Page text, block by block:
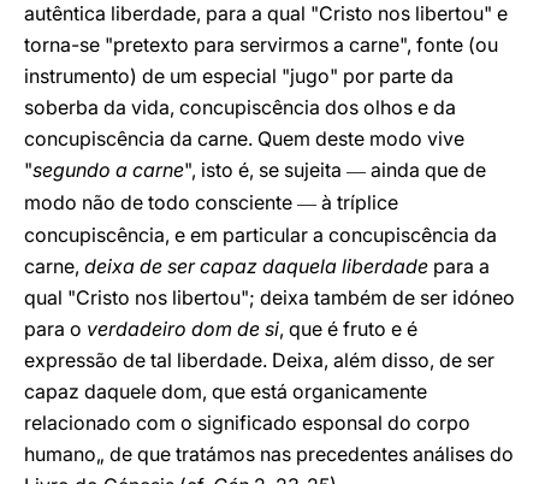
autêntica liberdade, para a qual "Cristo nos libertou" e
torna-se "pretexto para servirmos a carne", fonte (ou
instrumento) de um especial "jugo" por parte da
soberba da vida, concupiscência dos olhos e da
concupiscência da carne. Quem deste modo vive
"segundo a carne", isto é, se sujeita — ainda que de
modo não de todo consciente — à tríplice
concupiscência, e em particular a concupiscência da
carne, deixa de ser capaz daquela liberdade para a
qual "Cristo nos libertou"; deixa também de ser idóneo
para o verdadeiro dom de si, que é fruto e é
expressão de tal liberdade. Deixa, além disso, de ser
capaz daquele dom, que está organicamente
relacionado com o significado esponsal do corpo
humano„ de que tratámos nas precedentes análises do